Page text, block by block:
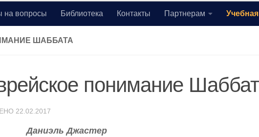
на вопросы Библиотека Контакты Партнерам
ШАББАТА
понимание
22.02.2017
Даниэль Джастер